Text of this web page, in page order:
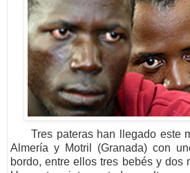
Tres pateras han llegado este
Almería y Motril (Granada) con
bordo, entre ellos tres bebés y dos